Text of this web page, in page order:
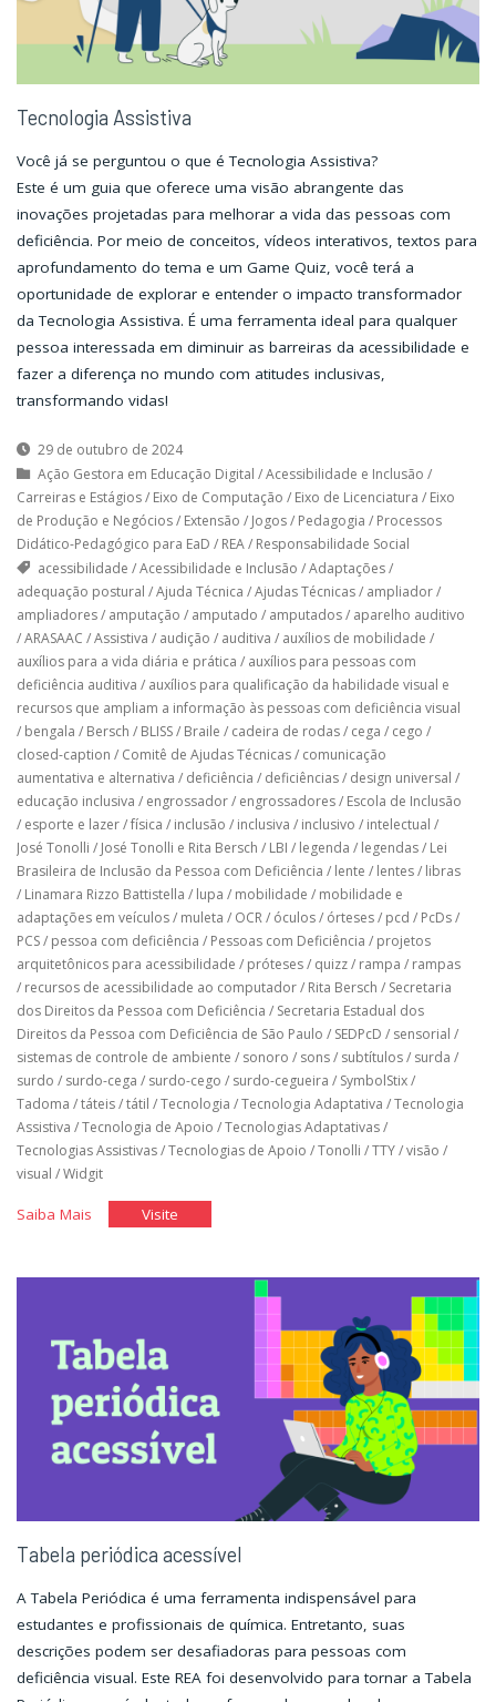
Tecnologia Assistiva
Você já se perguntou o que é Tecnologia Assistiva?
Este é um guia que oferece uma visão abrangente das
inovações projetadas para melhorar a vida das pessoas com
deficiência. Por meio de conceitos, vídeos interativos, textos para
aprofundamento do tema e um Game Quiz, você terá a
oportunidade de explorar e entender o impacto transformador
da Tecnologia Assistiva. É uma ferramenta ideal para qualquer
pessoa interessada em diminuir as barreiras da acessibilidade e
fazer a diferença no mundo com atitudes inclusivas,
transformando vidas!
29 de outubro de 2024
Ação Gestora em Educação Digital /Acessibilidade e Inclusão /
Carreiras e Estágios/ Eixo de Computação / Eixo de Licenciatura / Eixo
de Produção e Negócios/ Extensão / Jogos/ Pedagogia / Processos
Didático-Pedagógico para EaD / REA/ Responsabilidade Social
acessibilidade /Acessibilidade e Inclusão /Adaptações/
adequação postural /Ajuda Técnica /Ajudas Técnicas/ ampliador/
ampliadores/ amputação / amputado / amputados/ aparelho auditivo
/ARASAAC /Assistiva / audição / auditiva / auxílios de mobilidade /
auxílios para a vida diária e prática / auxílios para pessoas com
deficiência auditiva / auxílios para qualificação da habilidade visual e
recursos que ampliam a informação às pessoas com deficiência visual
/ bengala / Bersch / BLISS/ Braile / cadeira de rodas/ cega / cego /
closed-caption / Comitê de Ajudas Técnicas/ comunicação
aumentativa e alternativa / deficiência / deficiências/ design universal /
educação inclusiva / engrossador/ engrossadores/ Escola de Inclusão
/ esporte e lazer/física / inclusão / inclusiva / inclusivo / intelectual /
José Tonolli / José Tonolli e Rita Bersch / LBI / legenda / legendas/ Lei
Brasileira de Inclusão da Pessoa com Deficiência / lente / lentes/ libras
/ Linamara Rizzo Battistella / lupa / mobilidade / mobilidade e
adaptações em veículos/ muleta / OCR/ óculos/ órteses/ pcd / PcDs/
PCS/ pessoa com deficiência / Pessoas com Deficiência / projetos
arquitetônicos para acessibilidade / próteses/ quizz/ rampa / rampas
/ recursos de acessibilidade ao computador/ Rita Bersch / Secretaria
dos Direitos da Pessoa com Deficiência / Secretaria Estadual dos
Direitos da Pessoa com Deficiência de São Paulo / SEDPcD / sensorial /
sistemas de controle de ambiente / sonoro / sons/ subtítulos/ surda /
surdo / surdo-cega / surdo-cego / surdo-cegueira / SymbolStix/
Tadoma /táteis/tátil /Tecnologia /Tecnologia Adaptativa /Tecnologia
Assistiva /Tecnologia de Apoio /Tecnologias Adaptativas/
Tecnologias Assistivas/Tecnologias de Apoio /Tonolli /TTY/visão /
visual /Widgit
Saiba Mais"Tecnologia
Visite"Tecnologia
Tabela periódica acessível
A Tabela Periódica é uma ferramenta indispensável para
estudantes e profissionais de química. Entretanto, suas
descrições podem ser desafiadoras para pessoas com
deficiência visual. Este REA foi desenvolvido para tornar a Tabela